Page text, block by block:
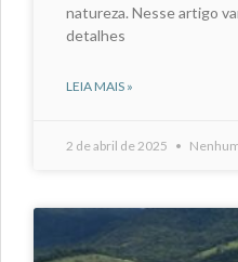
natureza. Nesse artigo
detalhes
LEIA MAIS »
2 de abril de 2025